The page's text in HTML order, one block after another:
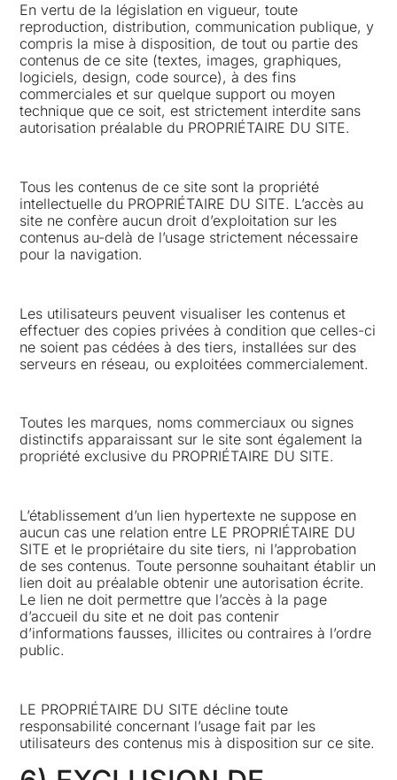
En vertu de la législation en vigueur, toute
reproduction, distribution, communication publique, y
compris la mise à disposition, de tout ou partie des
contenus de ce site (textes, images, graphiques,
logiciels, design, code source), à des fins
commerciales et sur quelque support ou moyen
technique que ce soit, est strictement interdite sans
autorisation préalable du PROPRIÉTAIRE DU SITE.
Tous les contenus de ce site sont la propriété
intellectuelle du PROPRIÉTAIRE DU SITE. L’accès au
site ne confère aucun droit d’exploitation sur les
contenus au-delà de l’usage strictement nécessaire
pour la navigation.
Les utilisateurs peuvent visualiser les contenus et
effectuer des copies privées à condition que celles-ci
ne soient pas cédées à des tiers, installées sur des
serveurs en réseau, ou exploitées commercialement.
Toutes les marques, noms commerciaux ou signes
distinctifs apparaissant sur le site sont également la
propriété exclusive du PROPRIÉTAIRE DU SITE.
L’établissement d’un lien hypertexte ne suppose en
aucun cas une relation entre LE PROPRIÉTAIRE DU
SITE et le propriétaire du site tiers, ni l’approbation
de ses contenus. Toute personne souhaitant établir un
lien doit au préalable obtenir une autorisation écrite.
Le lien ne doit permettre que l’accès à la page
d’accueil du site et ne doit pas contenir
d’informations fausses, illicites ou contraires à l’ordre
public.
LE PROPRIÉTAIRE DU SITE décline toute
responsabilité concernant l’usage fait par les
utilisateurs des contenus mis à disposition sur ce site.